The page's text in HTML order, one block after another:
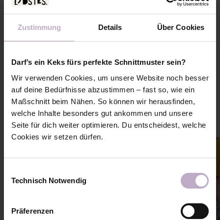
Zustimmung Details Über Cookies
Darf’s ein Keks fürs perfekte Schnittmuster sein?
Wir verwenden Cookies, um unsere Website noch besser
auf deine Bedürfnisse abzustimmen – fast so, wie ein
Maßschnitt beim Nähen. So können wir herausfinden,
welche Inhalte besonders gut ankommen und unsere
Seite für dich weiter optimieren. Du entscheidest, welche
Cookies wir setzen dürfen.
Technisch Notwendig
Präferenzen
STOFFVERBRAUCH
SCHNITTMUSTERPLAN
PASSENDE NÄHANLEITUNGEN
Mehr Ideen und Inspiration zu diesem Schnitt holen